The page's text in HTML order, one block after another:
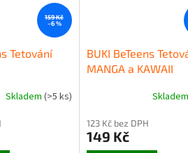
159 Kč
–6 %
Tetování
Skladem (>5 ks)
BUKI BeTeens
MANGA a KAWAII
123 Kč bez DPH
149 Kč